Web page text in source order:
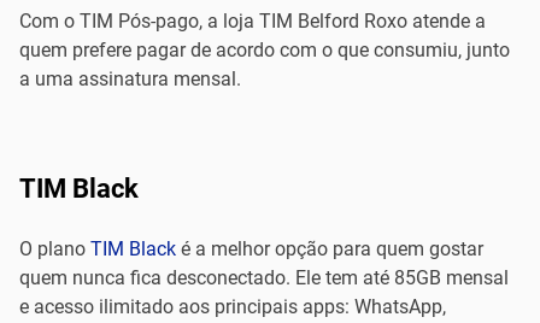
Com o TIM Pós-pago, a loja TIM Belford Roxo atende a
quem prefere pagar de acordo com o que consumiu, junto
a uma assinatura mensal.
TIM Black
O plano TIM Black é a melhor opção para quem gostar
quem nunca fica desconectado. Ele tem até 85GB mensal
e acesso ilimitado aos principais apps: WhatsApp,